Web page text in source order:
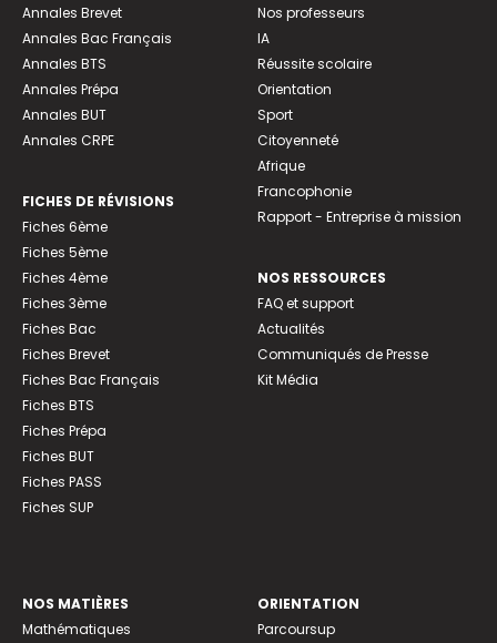
Annales Brevet
Annales Bac Français
Annales BTS
Annales Prépa
Annales BUT
Annales CRPE
FICHES DE RÉVISIONS
Fiches 6ème
Fiches 5ème
Fiches 4ème
Fiches 3ème
Fiches Bac
Fiches Brevet
Fiches Bac Français
Fiches BTS
Fiches Prépa
Fiches BUT
Fiches PASS
Fiches SUP
Nos professeurs
IA
Réussite scolaire
Orientation
Sport
Citoyenneté
Afrique
Francophonie
Rapport - Entreprise à mission
NOS RESSOURCES
FAQ et support
Actualités
Communiqués de Presse
Kit Média
NOS MATIÈRES
Mathématiques
ORIENTATION
Parcoursup